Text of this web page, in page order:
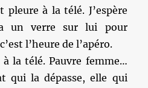
à la télé. J’espère
un verre sur lui pour
l’heure de l’apéro.
la télé. Pauvre femme…
qui la dépasse, elle qui